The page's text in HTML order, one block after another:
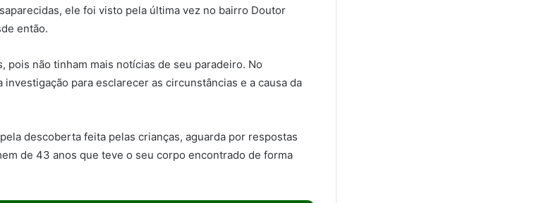
ele foi visto pela última vez no bairro Doutor
então.
pois não tinham mais notícias de seu paradeiro. No
para esclarecer as circunstâncias e a causa da
descoberta feita pelas crianças, aguarda por respostas
de 43 anos que teve o seu corpo encontrado de forma